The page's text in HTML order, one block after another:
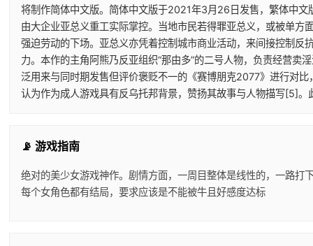
将制作简体中文版。简体中文版于2021年3月26日发售，繁体中
由大企业亚总义重工实际掌控。当地市民若得罪亚总义，或被单方
强迫劳动的下场。亚总义亦凭着控制城市商业活动，来间接控制反
力。本作的主角阿熊乃反亚组织“那由多”的二号人物，负责经营卖
泛用来与同时期发售但评价褒贬不一的《赛博朋克2077》进行对
认为作为成人游戏具有反乌托邦背景，赞扬其故事与人物描写[5]。
📡 游戏指南
绝对的美少女游戏神作。剧情方面，一周目整体是线性的，一路
每个女角色都有结局，要求应该是不能被牛且好感度达标